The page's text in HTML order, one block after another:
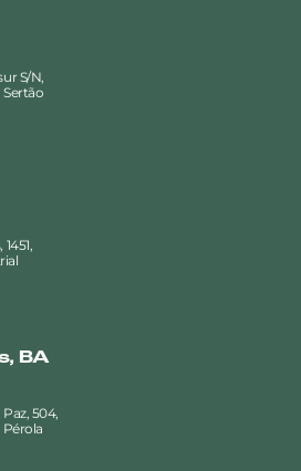
S/N,
Sertão
BA
504,